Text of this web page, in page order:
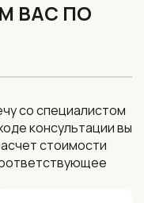
ВАС ПО
со специалистом
консультации вы
стоимости